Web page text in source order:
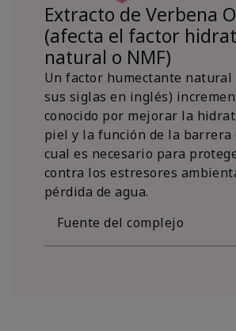
Extracto de Verbena
(afecta el factor
natural o NMF)
Un factor humectante natural
sus siglas en inglés)
conocido por mejorar la
piel y la función de la barrera
cual es necesario para
contra los estresores
pérdida de agua.
Fuente del complejo